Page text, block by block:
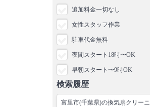
追加料金一切なし
女性スタッフ作業
駐車代金無料
夜間スタート18時〜OK
早朝スタート〜9時OK
検索履歴
富里市(千葉県)の換気扇クリーニ